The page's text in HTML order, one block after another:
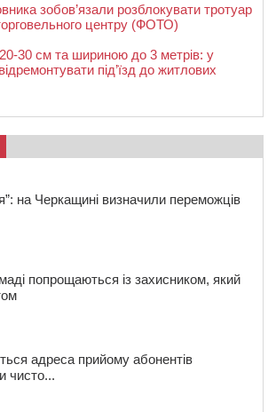
зобов’язали розблокувати тротуар
центру (ФОТО)
30 см та шириною до 3 метрів: у
під’їзд до житлових
на Черкащині визначили переможців
попрощаються із захисником, який
адреса прийому абонентів
чисто...